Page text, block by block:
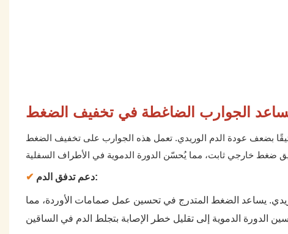
الجوارب الضاغطة في تخفيف الضغط
بضعف عودة الدم الوريدي. تعمل هذه الجوارب على تخفيف الضغط
✔ دعم تدفق الدم:
يساعد الضغط المتدرج في تحسين عمل صمامات الأوردة، مما